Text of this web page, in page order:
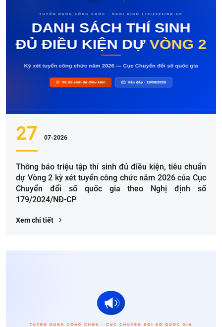
27 07-2026
Thông báo triệu tập thí sinh đủ điều kiện, tiêu chuẩn
dự Vòng 2 kỳ xét tuyển công chức năm 2026 của Cục
Chuyển đổi số quốc gia theo Nghị định số
179/2024/NĐ-CP
Xem chi tiết